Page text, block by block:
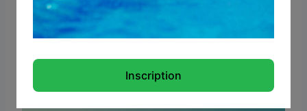
tous âges et niveaux de compétence
d’apprendre et de s’améliorer dans un
article explore les avantages de nos cours de
natation, les différentes options disponibles, et
Inscription